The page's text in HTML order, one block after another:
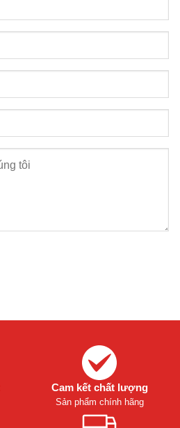
Cam kết chất lượng
Sản phẩm chính hãng